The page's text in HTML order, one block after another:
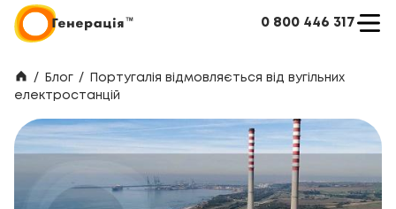
0 800 446 317
/ Блог /
Португалія відмовляється від вугільних
електростанцій